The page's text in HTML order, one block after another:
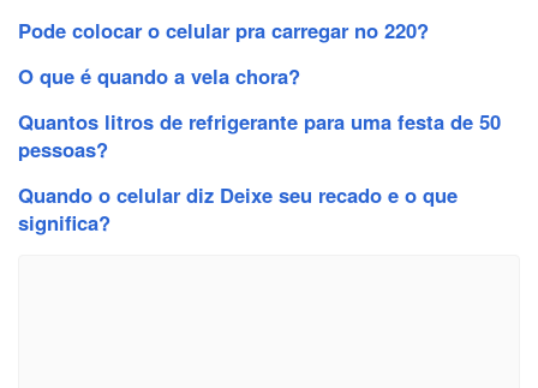
Pode colocar o celular pra carregar no 220?
O que é quando a vela chora?
Quantos litros de refrigerante para uma festa de 50
pessoas?
Quando o celular diz Deixe seu recado e o que
significa?